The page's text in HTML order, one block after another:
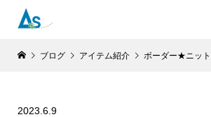
ブログ アイテム紹介 ボーダー★ニット
2023.6.9